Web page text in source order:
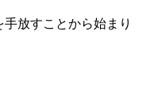
放すことから始まり